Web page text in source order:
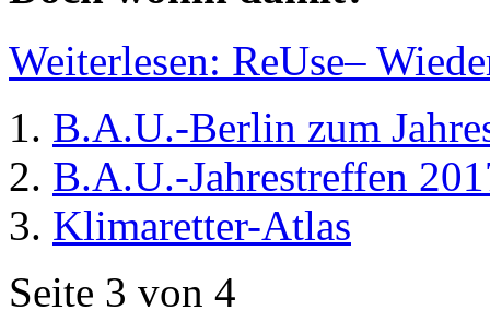
Weiterlesen: ReUse–
B.A.U.-Berlin zum
B.A.U.-Jahrestreffen
Klimaretter-Atlas
Seite 3 von 4